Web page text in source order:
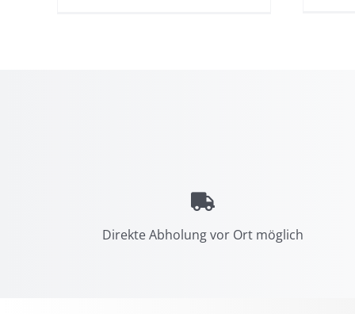
Direkte Abholung vor Ort möglich